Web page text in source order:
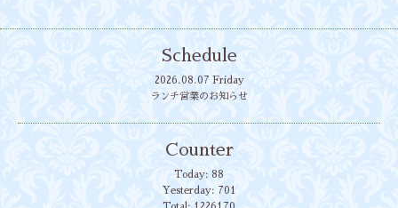
Schedule
2026.08.07 Friday
ランチ営業のお知らせ
Counter
Today: 88
Yesterday: 701